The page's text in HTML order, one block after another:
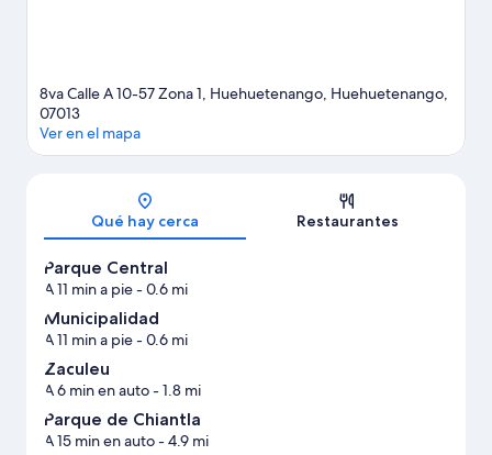
8va Calle A 10-57 Zona 1, Huehuetenango, Huehuetenango,
07013
Ver en el mapa
Qué hay cerca Restaurantes
Parque Central
A 11 min a pie- 0.6 mi
Municipalidad
A 11 min a pie- 0.6 mi
Zaculeu
A 6 min en auto- 1.8 mi
Parque de Chiantla
A 15 min en auto- 4.9 mi